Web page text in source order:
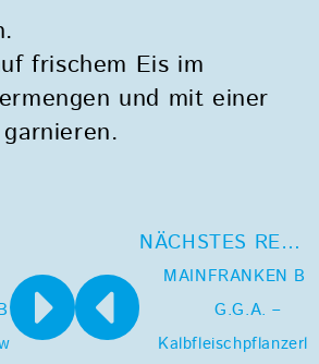
frischem Eis im
und mit einer
NÄCHSTES REZEPT
MAINFRANKEN
G.G.A. –
Kalbfleischpflanzerl